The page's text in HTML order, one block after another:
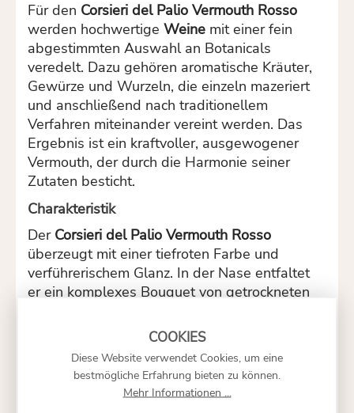
Für den Corsieri del Palio Vermouth Rosso
werden hochwertige Weine mit einer fein
abgestimmten Auswahl an Botanicals
veredelt. Dazu gehören aromatische Kräuter,
Gewürze und Wurzeln, die einzeln mazeriert
und anschließend nach traditionellem
Verfahren miteinander vereint werden. Das
Ergebnis ist ein kraftvoller, ausgewogener
Vermouth, der durch die Harmonie seiner
Zutaten besticht.
Charakteristik
Der Corsieri del Palio Vermouth Rosso
überzeugt mit einer tiefroten Farbe und
verführerischem Glanz. In der Nase entfaltet
er ein komplexes Bouquet von getrockneten
feinen Bitterkeit. Am Gaumen zeigt er sich
vollmundig, samtig und elegant, mit einer
perfekten Balance aus Süße, Würze und
herben Nuancen. Sein Abgang ist intensiv,
Diese Website verwendet Cookies, um eine
bestmögliche Erfahrung bieten zu können.
Mehr Informationen ...